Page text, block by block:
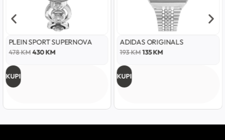
PLEIN SPORT SUPERNOVA
478KM430KM
KUPI
ADIDAS ORIGINALS
193KM135KM
KUPI